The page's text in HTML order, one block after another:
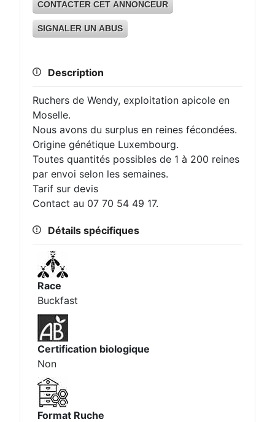
CONTACTER CET ANNONCEUR
SIGNALER UN ABUS
Description
Ruchers de Wendy, exploitation apicole en
Moselle.
Nous avons du surplus en reines fécondées.
Origine génétique Luxembourg.
Toutes quantités possibles de 1 à 200 reines
par envoi selon les semaines.
Tarif sur devis
Contact au 07 70 54 49 17.
Détails spécifiques
Race
Buckfast
Certification biologique
Non
Format Ruche